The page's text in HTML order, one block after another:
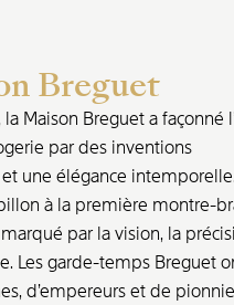
Breguet
Maison Breguet a façonné
par des inventions
une élégance
à la première montre-
par la vision, la
Les garde-temps Breguet
d’empereurs et de